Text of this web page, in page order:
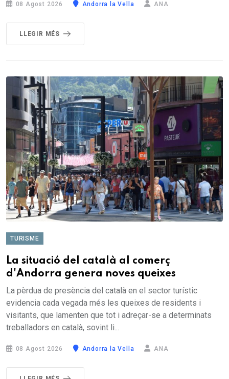
08 Agost 2026 Andorra la Vella ANA
LLEGIR MÉS
TURISME
La situació del català al comerç
d'Andorra genera noves queixes
La pèrdua de presència del català en el sector turístic
evidencia cada vegada més les queixes de residents i
visitants, que lamenten que tot i adreçar-se a determinats
treballadors en català, sovint li...
08 Agost 2026 Andorra la Vella ANA